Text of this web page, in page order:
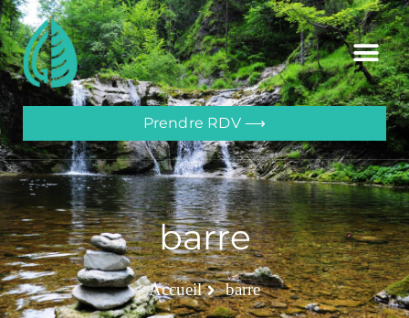
Prendre RDV ⟶
barre
Accueil barre